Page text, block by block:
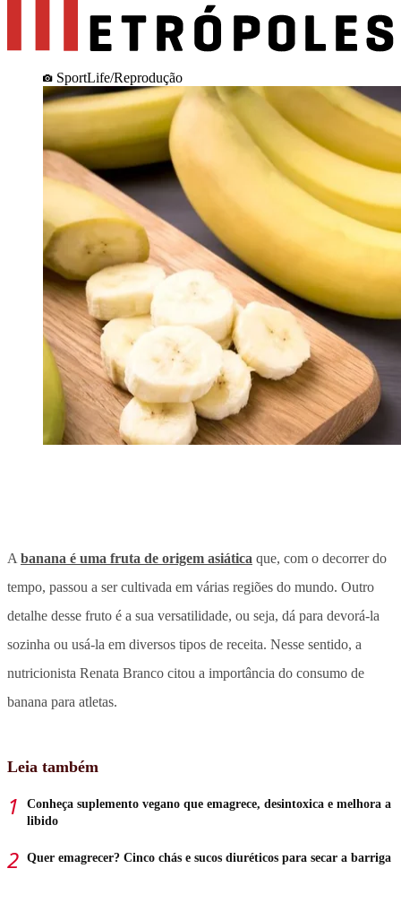
SportLife/Reprodução
A banana é uma fruta de origem asiática que, com o decorrer do
tempo, passou a ser cultivada em várias regiões do mundo. Outro
detalhe desse fruto é a sua versatilidade, ou seja, dá para devorá-la
sozinha ou usá-la em diversos tipos de receita. Nesse sentido, a
nutricionista Renata Branco citou a importância do consumo de
banana para atletas.
Leia também
Conheça suplemento vegano que emagrece, desintoxica e melhora a
libido
Quer emagrecer? Cinco chás e sucos diuréticos para secar a barriga